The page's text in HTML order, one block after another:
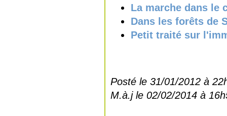
La marche dans le
Dans les forêts de
Petit traité sur
Posté le 31/01/2012 à
M.à.j le 02/02/2014 à